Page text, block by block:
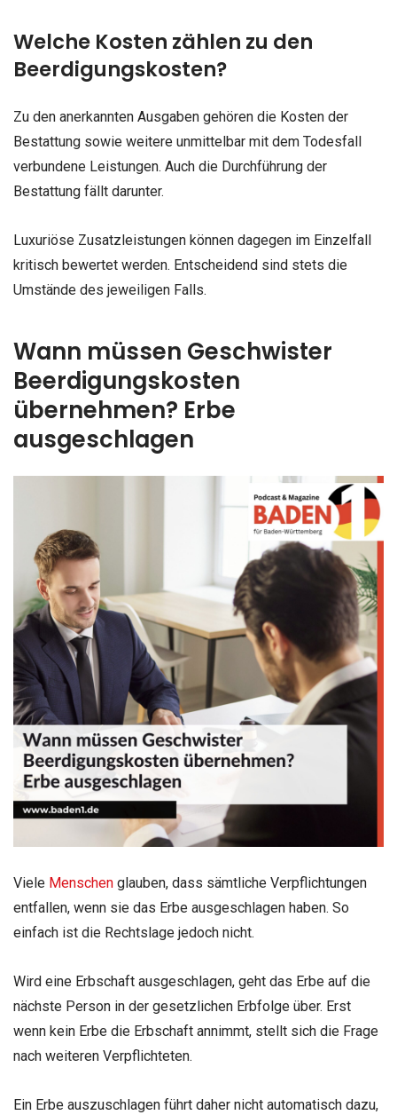
Welche Kosten zählen zu den
Beerdigungskosten?
Zu den anerkannten Ausgaben gehören die Kosten der
Bestattung sowie weitere unmittelbar mit dem Todesfall
verbundene Leistungen. Auch die Durchführung der
Bestattung fällt darunter.
Luxuriöse Zusatzleistungen können dagegen im Einzelfall
kritisch bewertet werden. Entscheidend sind stets die
Umstände des jeweiligen Falls.
Wann müssen Geschwister
Beerdigungskosten
übernehmen? Erbe
ausgeschlagen
Viele Menschen glauben, dass sämtliche Verpflichtungen
entfallen, wenn sie das Erbe ausgeschlagen haben. So
einfach ist die Rechtslage jedoch nicht.
Wird eine Erbschaft ausgeschlagen, geht das Erbe auf die
nächste Person in der gesetzlichen Erbfolge über. Erst
wenn kein Erbe die Erbschaft annimmt, stellt sich die Frage
nach weiteren Verpflichteten.
Ein Erbe auszuschlagen führt daher nicht automatisch dazu,